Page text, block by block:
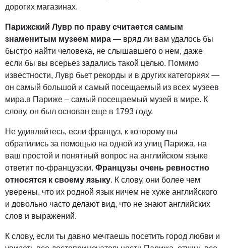
дорогих магазинах.
Парижский Лувр по праву считается самым
знаменитым музеем мира — вряд ли вам удалось бы
быстро найти человека, не слышавшего о нем, даже
если бы вы всерьез задались такой целью. Помимо
известности, Лувр бьет рекорды и в других категориях —
он самый большой и самый посещаемый из всех музеев
мира.в Париже – самый посещаемый музей в мире. К
слову, он был основан еще в 1793 году.
Не удивляйтесь, если француз, к которому вы
обратились за помощью на одной из улиц Парижа, на
ваш простой и понятный вопрос на английском языке
ответит по-французски. Французы очень ревностно
относятся к своему языку. К слову, они более чем
уверены, что их родной язык ничем не хуже английского
и довольно часто делают вид, что не знают английских
слов и выражений.
К слову, если ты давно мечтаешь посетить город любви и